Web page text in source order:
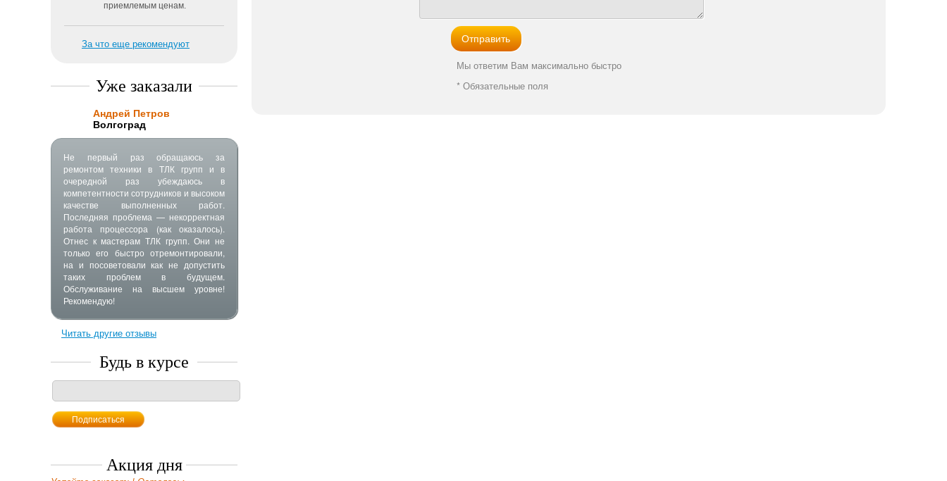
приемлемым ценам.
За что еще рекомендуют
Уже заказали
Андрей Петров
Волгоград
Не первый раз обращаюсь за
ремонтом техники в ТЛК групп и в
очередной раз убеждаюсь в
компетентности сотрудников и высоком
качестве выполненных работ.
Последняя проблема — некорректная
работа процессора (как оказалось).
Отнес к мастерам ТЛК групп. Они не
только его быстро отремонтировали,
на и посоветовали как не допустить
таких проблем в будущем.
Обслуживание на высшем уровне!
Рекомендую!
Читать другие отзывы
Будь в курсе
Акция дня
Мы ответим Вам максимально быстро
* Обязательные поля